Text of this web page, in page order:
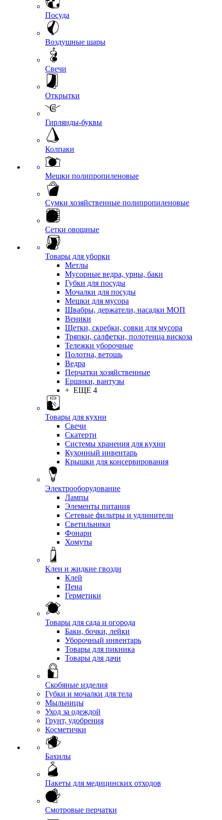
Посуда
Воздушные шары
Свечи
Открытки
Гирлянды-буквы
Колпаки
Мешки полипропиленовые
Сумки хозяйственные полипропиленовые
Сетки овощные
Товары для уборки
Метлы
Мусорные ведра, урны, баки
Губки для посуды
Мочалки для посуды
Мешки для мусора
Швабры, держатели, насадки МОП
Веники
Щетки, скребки, совки для мусора
Тряпки, салфетки, полотенца вискоза
Тележки уборочные
Полотна, ветошь
Ведра
Перчатки хозяйственные
Ершики, вантузы
+ ЕЩЕ 4
Товары для кухни
Свечи
Скатерти
Системы хранения для кухни
Кухонный инвентарь
Крышки для консервирования
Электрооборудование
Лампы
Элементы питания
Сетевые фильтры и удлинители
Светильники
Фонари
Хомуты
Клеи и жидкие гвозди
Клей
Пена
Герметики
Товары для сада и огорода
Баки, бочки, лейки
Уборочный инвентарь
Товары для пикника
Товары для дачи
Скобяные изделия
Губки и мочалки для тела
Мыльницы
Уход за одеждой
Грунт, удобрения
Косметички
Бахилы
Пакеты для медицинских отходов
Смотровые перчатки